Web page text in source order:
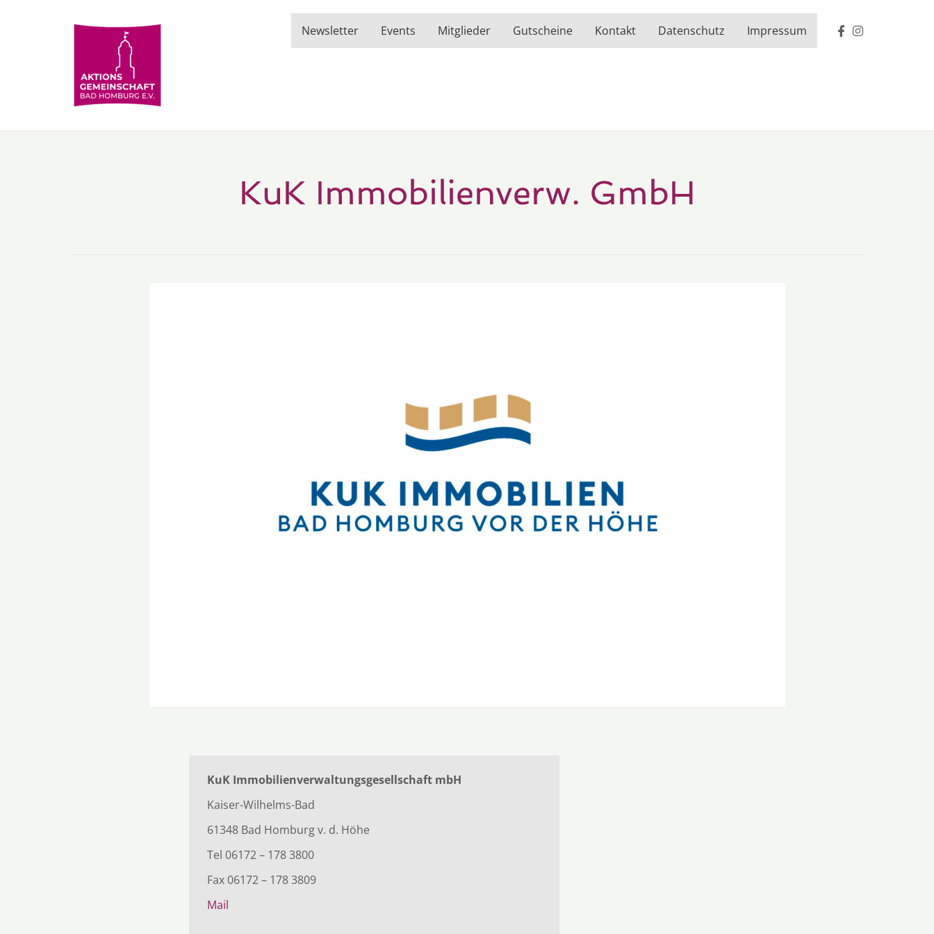
Newsletter Events Mitglieder Gutscheine Kontakt Datenschutz Impressum
KuK Immobilienverw. GmbH
KuK Immobilienverwaltungsgesellschaft mbH
Kaiser-Wilhelms-Bad
61348 Bad Homburg v. d. Höhe
Tel 06172 – 178 3800
Fax 06172 – 178 3809
Mail